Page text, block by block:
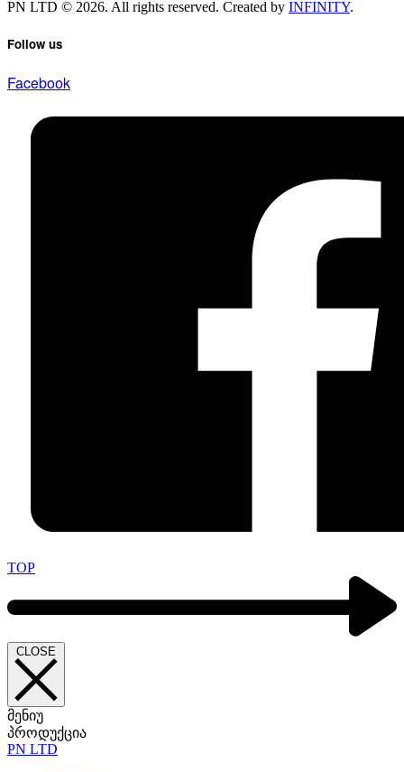
PN LTD © 2026. All rights reserved. Created by INFINITY.
Follow us
Facebook
TOP
CLOSE
მენიუ
პროდუქცია
PN LTD